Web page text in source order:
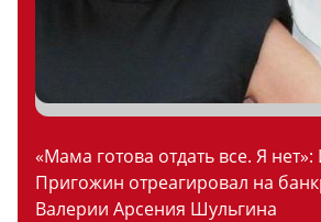
«Мама готова отдать все. Я
Пригожин отреагировал на
Валерии Арсения Шульгина